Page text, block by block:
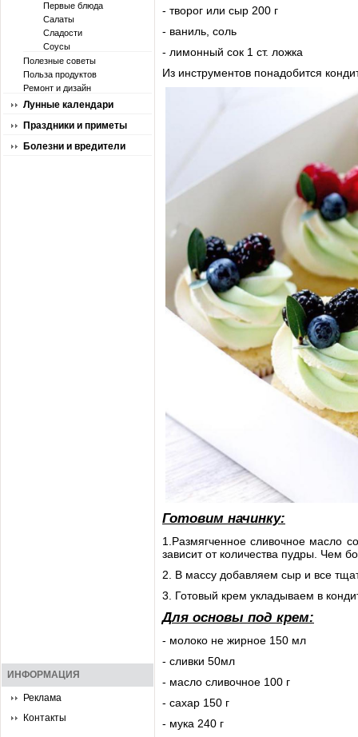
Первые блюда
Салаты
Сладости
Соусы
Полезные советы
Польза продуктов
Ремонт и дизайн
Лунные календари
Праздники и приметы
Болезни и вредители
ИНФОРМАЦИЯ
Реклама
Контакты
- творог или сыр 200 г
- ваниль, соль
- лимонный сок 1 ст. ложка
Из инструментов понадобится
Готовим начинку:
1.Размягченное сливочное масло
зависит от количества пудры. Чем
2. В массу добавляем сыр и все
3. Готовый крем укладываем в
Для основы под крем:
- молоко не жирное 150 мл
- сливки 50мл
- масло сливочное 100 г
- сахар 150 г
- мука 240 г